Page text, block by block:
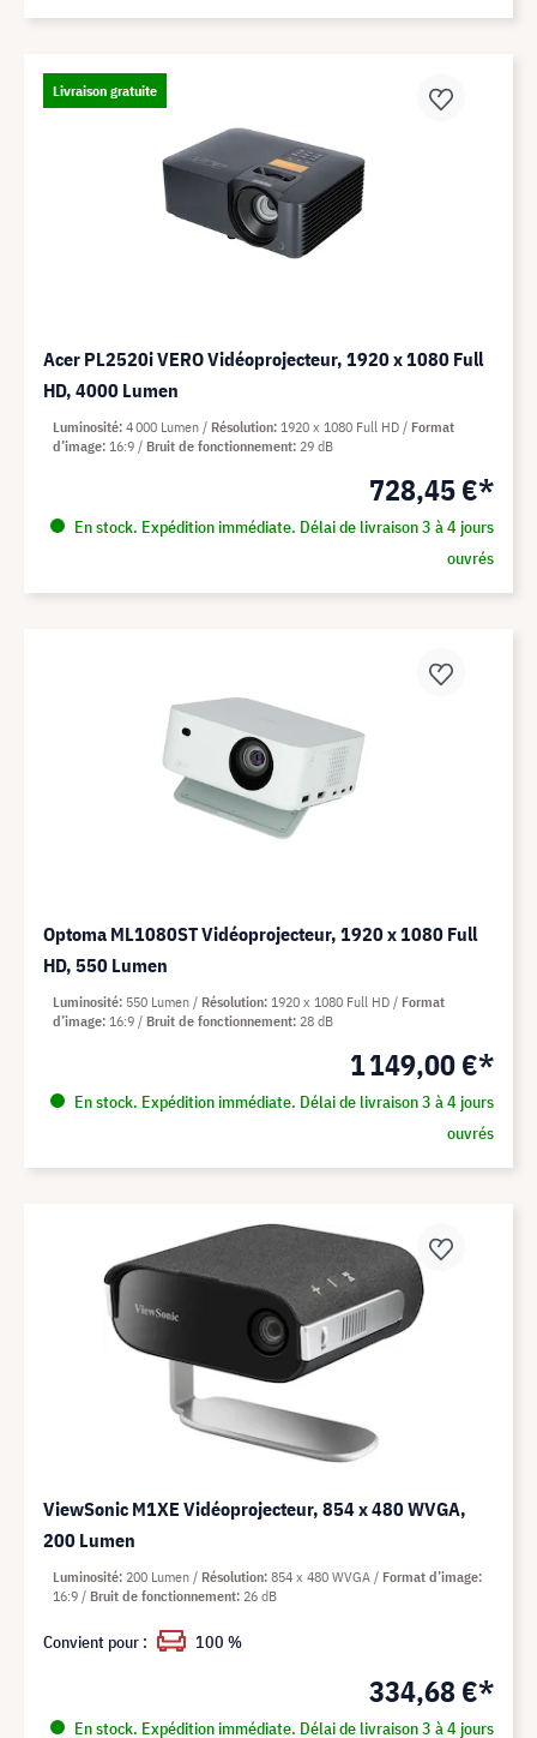
Livraison gratuite
Acer PL2520i VERO Vidéoprojecteur, 1920 x 1080 Full
HD, 4000 Lumen
728,45 €*
En stock. Expédition immédiate. Délai de livraison 3 à 4 jours
ouvrés
Luminosité 4 000 Lumen Résolution 1920 x 1080 Full HD
Format
d’image 16:9 Bruit de fonctionnement 29 dB
Optoma ML1080ST Vidéoprojecteur, 1920 x 1080 Full
HD, 550 Lumen
1 149,00 €*
En stock. Expédition immédiate. Délai de livraison 3 à 4 jours
ouvrés
Luminosité 550 Lumen Résolution 1920 x 1080 Full HD
Format
d’image 16:9 Bruit de fonctionnement 28 dB
ViewSonic M1XE Vidéoprojecteur, 854 x 480 WVGA,
200 Lumen
334,68 €*
En stock. Expédition immédiate. Délai de livraison 3 à 4 jours
Luminosité 200 Lumen Résolution 854 x 480 WVGA
Format d’image
16:9
Bruit de fonctionnement 26 dB
Convient pour : 100 %